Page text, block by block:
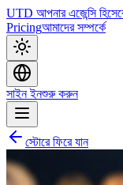
UTD আপনার এজেন্সি
Pricingআমাদের সম্পর্কে
সাইন ইনশুরু করুন
স্টোরে ফিরে যান